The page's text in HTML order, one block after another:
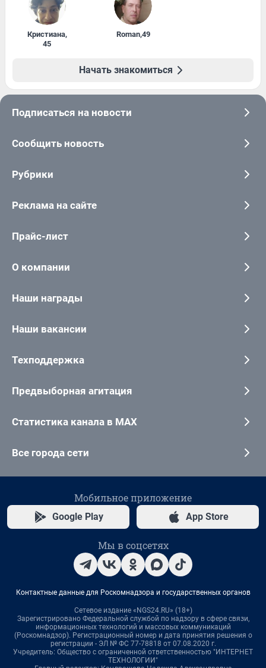
Кристиана,
45
Roman,49
Начать знакомиться
Подписаться на новости
Сообщить новость
Рубрики
Реклама на сайте
Прайс-лист
О компании
Наши награды
Наши вакансии
Техподдержка
Предвыборная агитация
Статистика канала в MAX
Все города сети
Мобильное приложение
Google Play App Store
Мы в соцсетях
Контактные данные для Роскомнадзора и государственных органов
Сетевое издание «NGS24.RU» (18+)
Зарегистрировано Федеральной службой по надзору в сфере связи,
информационных технологий и массовых коммуникаций
(Роскомнадзор). Регистрационный номер и дата принятия решения о
регистрации - ЭЛ № ФС 77-78818 от 07.08.2020 г.
Учредитель: Общество с ограниченной ответственностью "ИНТЕРНЕТ
ТЕХНОЛОГИИ"